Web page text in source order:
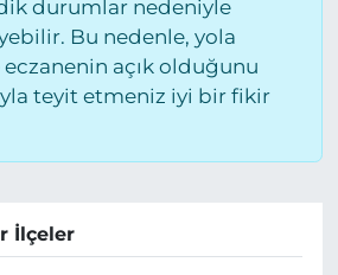
durumlar nedeniyle
Bu nedenle, yola
açık olduğunu
teyit etmeniz iyi bir fikir
İlçeler